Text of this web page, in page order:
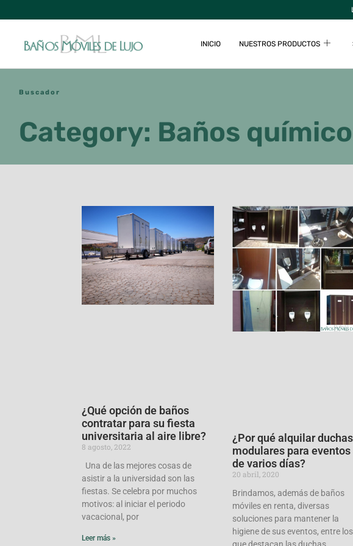
INICIO NUESTROS PRODUCTOS
Buscador
Category: Baños
¿Qué opción de baños
contratar para su fiesta
universitaria al aire libre?
8 agosto, 2022
Una de las mejores cosas de
asistir a la universidad son las
fiestas. Se celebra por muchos
motivos: al iniciar el periodo
vacacional, por
Leer más »
¿Por qué alquilar duchas
modulares para eventos
de varios días?
20 abril, 2020
Brindamos, además de baños
móviles en renta, diversas
soluciones para mantener la
higiene de sus eventos, entre los
que destacan las duchas